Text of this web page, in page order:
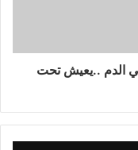
في الدم ..يعيش تحت